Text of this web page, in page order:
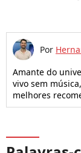
Por
Amante do
vivo sem
melhores